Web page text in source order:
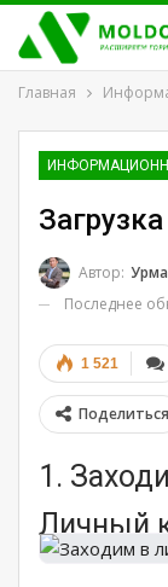
Главная
Автор:
Последнее
1 521
Поделиться
1.
Личный